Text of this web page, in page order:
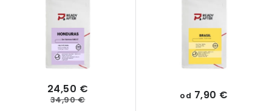
24,50 €
34,90 € od 7,90 €